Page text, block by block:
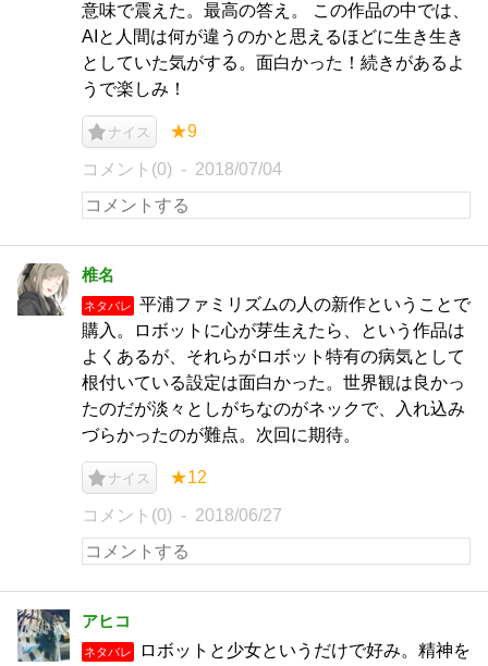
意味で震えた。最高の答え。 この作品の中では、
AIと人間は何が違うのかと思えるほどに生き生き
としていた気がする。面白かった！続きがあるよ
うで楽しみ！
ナイス ★9
コメント(0) 2018/07/04
椎名
ネタバレ
平浦ファミリズムの人の新作ということで
購入。ロボットに心が芽生えたら、という作品は
よくあるが、それらがロボット特有の病気として
根付いている設定は面白かった。世界観は良かっ
たのだが淡々としがちなのがネックで、入れ込み
づらかったのが難点。次回に期待。
ナイス ★12
コメント(0) 2018/06/27
アヒコ
ネタバレ
ロボットと少女というだけで好み。精神を